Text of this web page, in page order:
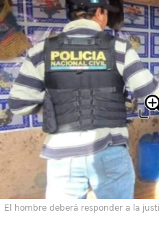
El hombre deberá responder a la